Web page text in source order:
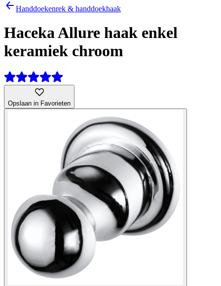
Handdoekenrek & handdoekhaak
Haceka Allure haak enkel
keramiek chroom
Opslaan in Favorieten